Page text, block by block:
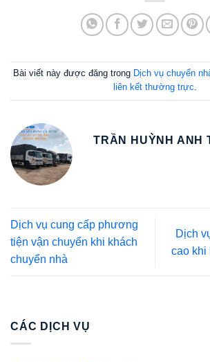
Bài viết này được đăng trong Dịch vụ chuyển
liên kết thường trực.
TRẦN HUỲNH ANH
Dịch vụ cung cấp phương
tiện vận chuyển khi khách
chuyển nhà
Dịch
cao khi
CÁC DỊCH VỤ